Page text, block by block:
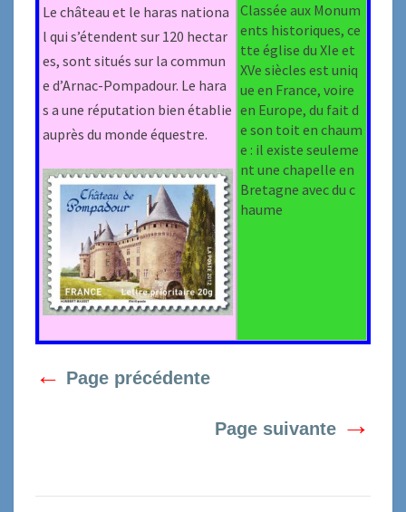
Le château et le haras nationa
l qui s’étendent sur 120 hectar
es, sont situés sur la commun
e d’Arnac-Pompadour. Le hara
s a une réputation bien établie
auprès du monde équestre.
Classée aux Monum
ents historiques, ce
tte église du XIe et
XVe siècles est uniq
ue en France, voire
en Europe, du fait d
e son toit en chaum
e : il existe seuleme
nt une chapelle en
Bretagne avec du c
haume
← Page précédente
Page suivante →